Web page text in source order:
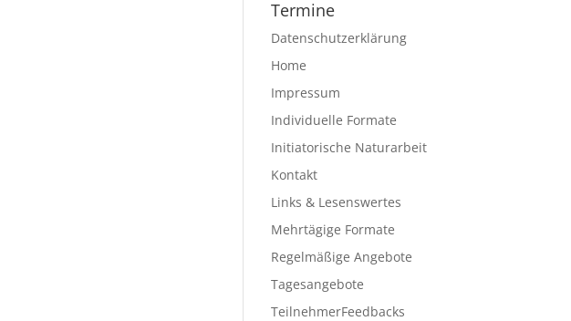
Termine
Datenschutzerklärung
Home
Impressum
Individuelle Formate
Initiatorische Naturarbeit
Kontakt
Links & Lesenswertes
Mehrtägige Formate
Regelmäßige Angebote
Tagesangebote
TeilnehmerFeedbacks